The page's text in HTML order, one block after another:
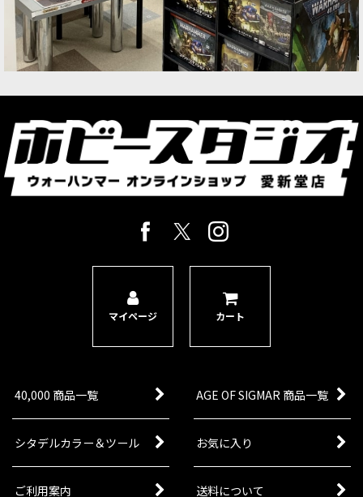
マイページ カート
40,000 商品一覧 AGE OF SIGMAR 商品一覧
シタデルカラー＆ツール お気に入り
ご利用案内 送料について